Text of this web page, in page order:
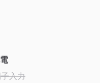
入力